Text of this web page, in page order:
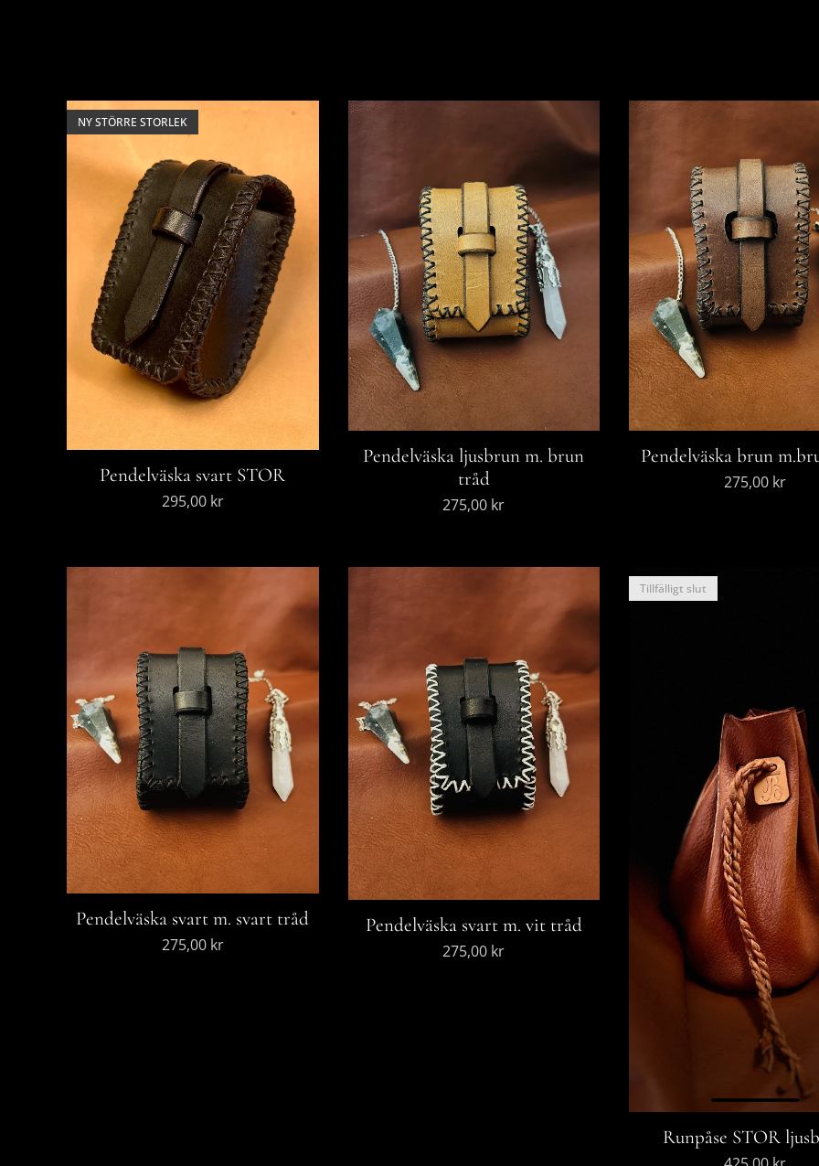
Pendelväska svart STOR
NY STÖRRE STORLEK
295,00kr
Pendelväska ljusbrun m. brun
tråd
275,00 kr
Pendelväska brun
275,00kr
Pendelväska svart m. svart tråd
275,00kr
Pendelväska svart m. vit tråd
275,00 kr
Runpåse STOR
Tillfälligt slut